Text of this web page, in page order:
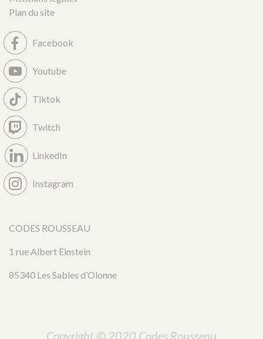
Plan du site
Facebook
Youtube
Tiktok
Twitch
LinkedIn
Instagram
CODES ROUSSEAU
1 rue Albert Einstein
85340 Les Sables d’Olonne
Copyright © 2020 Codes Rousseau